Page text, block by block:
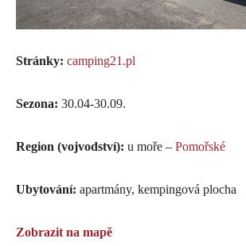
Stránky: camping21.pl
Sezona: 30.04-30.09.
Region (vojvodství): u moře – Pomořské
Ubytování: apartmány, kempingová plocha
Zobrazit na mapě